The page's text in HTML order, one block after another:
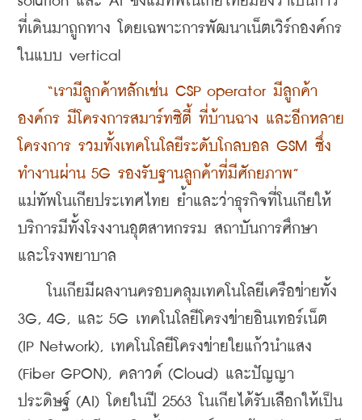
ที่เดินมาถูกทาง โดยเฉพาะการพัฒนาเน็ตเวิร์กองค์กร
ในแบบ vertical
“เรามีลูกค้าหลักเช่น CSP operator มีลูกค้า
องค์กร มีโครงการสมาร์ทซิตี้ ที่บ้านฉาง และอีกหลาย
โครงการ รวมทั้งเทคโนโลยีระดับโกลบอล GSM ซึ่ง
ทำงานผ่าน 5G รองรับฐานลูกค้าที่มีศักยภาพ”
แม่ทัพโนเกียประเทศไทย ย้ำและว่าธุรกิจที่โนเกียให้
บริการมีทั้งโรงงานอุตสาหกรรม สถาบันการศึกษา
และโรงพยาบาล
โนเกียมีผลงานครอบคลุมเทคโนโลยีเครือข่ายทั้ง
3G, 4G, และ 5G เทคโนโลยีโครงข่ายอินเทอร์เน็ต
(IP Network), เทคโนโลยีโครงข่ายใยแก้วนำแสง
(Fiber GPON), คลาวด์ (Cloud) และปัญญา
ประดิษฐ์ (AI) โดยในปี 2563 โนเกียได้รับเลือกให้เป็น